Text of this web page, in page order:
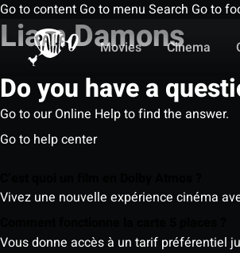
Go to content Go to menu Search Go to
Movies
Cinema
Liam Damons
Do you have a
Go to our Online Help to find the answer.
Go to help center
Vivez une nouvelle expérience cinéma
Vous donne accès à un tarif préférentiel